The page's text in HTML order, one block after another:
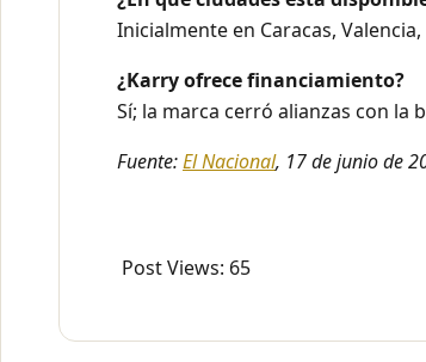
Inicialmente en Caracas,
¿Karry ofrece financiamiento?
Sí; la marca cerró alianzas con la
Fuente:El Nacional, 17 de junio de
Post Views: 65